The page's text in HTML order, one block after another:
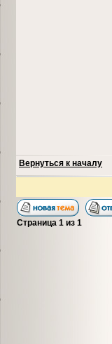
Вернуться к началу
Страница 1 из 1